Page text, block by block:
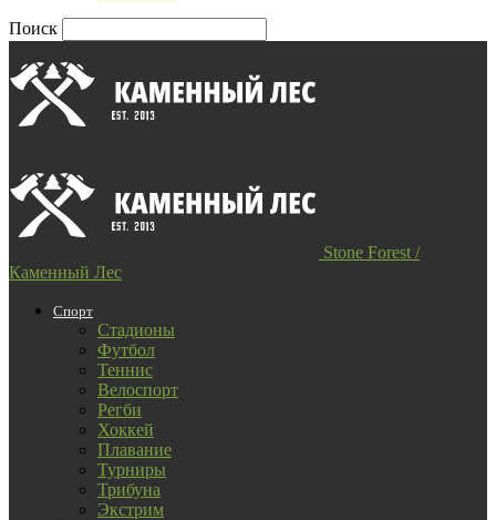
Поиск
Stone Forest /
Каменный Лес
Спорт
Стадионы
Футбол
Теннис
Велоспорт
Регби
Хоккей
Плавание
Турниры
Трибуна
Экстрим